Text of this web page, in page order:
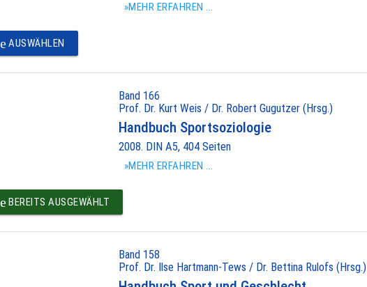
»MEHR ERFAHREN ...
AUSWÄHLEN
Band 166
Prof. Dr. Kurt Weis / Dr. Robert Gugutzer (Hrsg.)
Handbuch Sportsoziologie
2008. DIN A5, 404 Seiten
»MEHR ERFAHREN ...
BEREITS AUSGEWÄHLT
Band 158
Prof. Dr. Ilse Hartmann-Tews / Dr. Bettina Rulofs (Hrsg.)